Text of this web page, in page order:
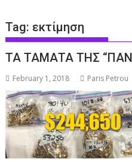
Tag: εκτίμηση
ΤΑ ΤΑΜΑΤΑ ΤΗΣ
February 1, 2018 Paris Petrou